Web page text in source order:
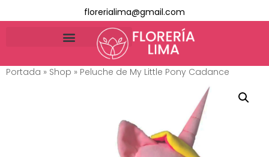
florerialima@gmail.com
Portada » Shop » Peluche de My Little Pony Cadance